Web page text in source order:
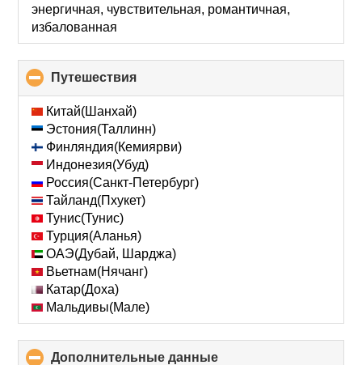
энергичная, чувствительная, романтичная,
избалованная
Путешествия
to
contents
Китай(Шанхай)
Эстония(Таллинн)
Финляндия(Кемиярви)
Индонезия(Убуд)
Россия(Санкт-Петербург)
Тайланд(Пхукет)
Тунис(Тунис)
Турция(Аланья)
ОАЭ(Дубай, Шарджа)
Вьетнам(Нячанг)
Катар(Доха)
Мальдивы(Мале)
Дополнительные данные